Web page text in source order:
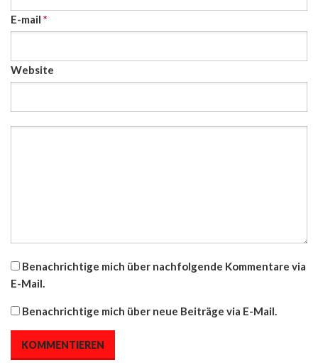
E-mail *
Website
Benachrichtige mich über nachfolgende Kommentare via
E-Mail.
Benachrichtige mich über neue Beiträge via E-Mail.